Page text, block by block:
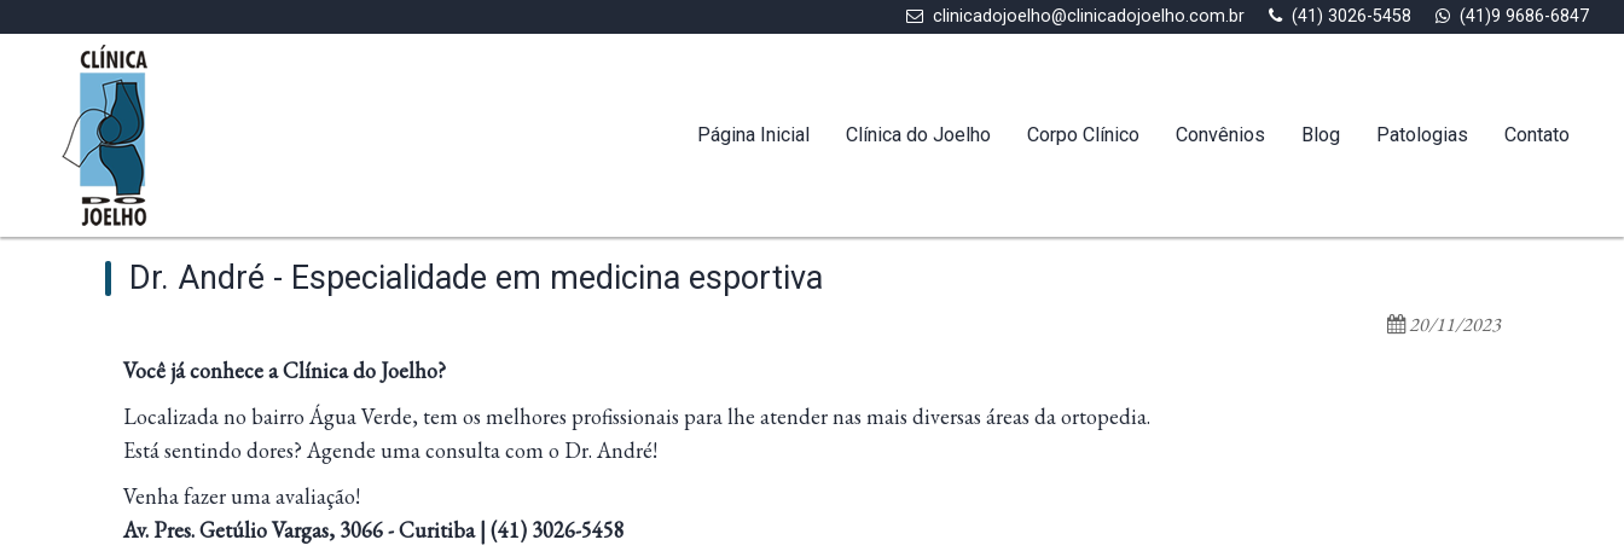
clinicadojoelho@clinicadojoelho.com.br (41) 3026-5458 (41)9 9686-6847
Página Inicial Clínica do Joelho Corpo Clínico Convênios Blog Patologias Contato
Dr. André - Especialidade em medicina esportiva
20/11/2023
Você já conhece a Clínica do Joelho?
Localizada no bairro Água Verde, tem os melhores profissionais para lhe atender nas mais diversas áreas da ortopedia.
Está sentindo dores? Agende uma consulta com o Dr. André!
Venha fazer uma avaliação!
Av. Pres. Getúlio Vargas, 3066 - Curitiba | (41) 3026-5458